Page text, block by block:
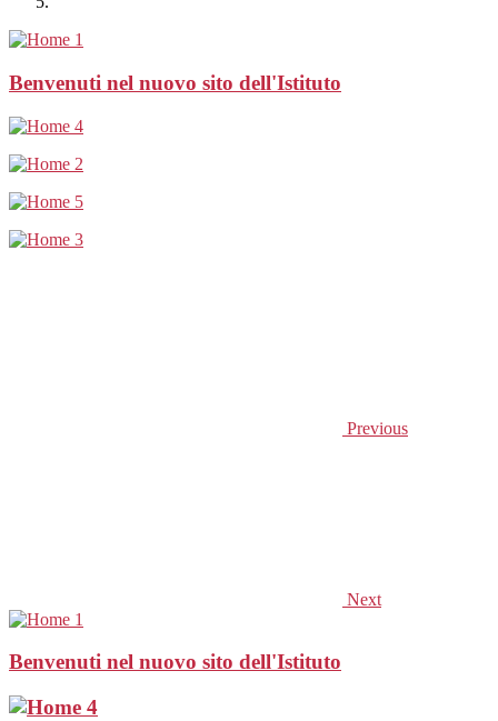
Benvenuti nel nuovo sito dell'Istituto
Previous
Next
Benvenuti nel nuovo sito dell'Istituto